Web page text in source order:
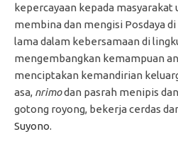
kepercayaan kepada
membina dan mengisi Posdaya
lama dalam kebersamaan di
mengembangkan kemampuan
menciptakan kemandirian
asa, nrimodan pasrah menipis
gotong royong, bekerja cerdas
Suyono.